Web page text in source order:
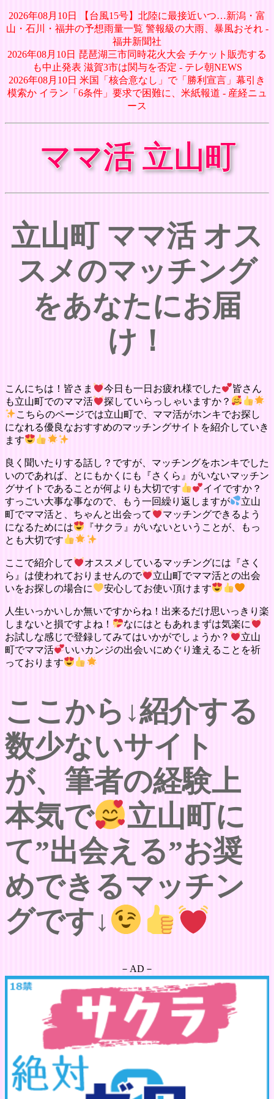
2026年08月10日 【台風15号】北陸に最接近いつ…新潟・富
山・石川・福井の予想雨量一覧 警報級の大雨、暴風おそれ -
福井新聞社
2026年08月10日 琵琶湖三市同時花火大会 チケット販売する
も中止発表 滋賀3市は関与を否定 - テレ朝NEWS
2026年08月10日 米国「核合意なし」で「勝利宣言」幕引き
模索か イラン「6条件」要求で困難に、米紙報道 - 産経ニュ
ース
ママ活 立山町
立山町 ママ活 オス
スメのマッチング
をあなたにお届
け！
こんにちは！皆さま 今日も一日お疲れ様でした
皆さん
も立山町でのママ活
探していらっしゃいますか？
こちらのページでは立山町で、ママ活がホンキでお探し
になれる優良なおすすめのマッチングサイトを紹介していき
ます
良く聞いたりする話し？ですが、マッチングをホンキでした
いのであれば、とにもかくにも『さくら』がいないマッチン
グサイトであることが何よりも大切です
イイですか？
すっごい大事な事なので、もう一回繰り返しますが
立山
町でママ活と、ちゃんと出会って
マッチングできるよう
になるためには
『サクラ』がいないということが、もっ
とも大切です
ここで紹介して
オススメしているマッチングには『さく
ら』は使われておりませんので
立山町でママ活との出会
いをお探しの場合に
安心してお使い頂けます
人生いっかいしか無いですからね！出来るだけ思いっきり楽
しまないと損ですよね！
なにはともあれまずは気楽に
お試しな感じで登録してみてはいかがでしょうか？
立山
町でママ活
いいカンジの出会いにめぐり逢えることを祈
っております
ここから↓紹介する
数少ないサイト
が、筆者の経験上
本気で
立山町に
て”出会える”お奨
めできるマッチン
グです↓
－AD－